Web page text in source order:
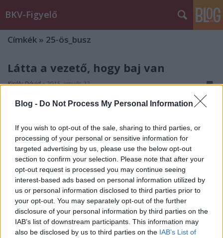
Blog - Do Not Process My Personal Information
If you wish to opt-out of the sale, sharing to third parties, or
processing of your personal or sensitive information for
targeted advertising by us, please use the below opt-out
section to confirm your selection. Please note that after your
opt-out request is processed you may continue seeing
interest-based ads based on personal information utilized by
us or personal information disclosed to third parties prior to
your opt-out. You may separately opt-out of the further
disclosure of your personal information by third parties on the
IAB’s list of downstream participants. This information may
also be disclosed by us to third parties on the IAB’s List of
BKV-Figyelő
Címkék » 25-ös_busz
Látta a vezető, hogy baj van
Király Dávid•2015. január 22.
Napi szinten landolnak utasokra rácsukott ajtókról
szinte nem is tartalmaznak - a busz megáll, az utas
leszáll(na), ajtó csukódik, anyád, tiéd. István levele
annyiban más, hogy az általa látott esetben a
buszvezető észrevette a…
Kitépték a jegyét a kezéből,
odaadták egy bliccelőnek
Király Dávid •2014. február 03.